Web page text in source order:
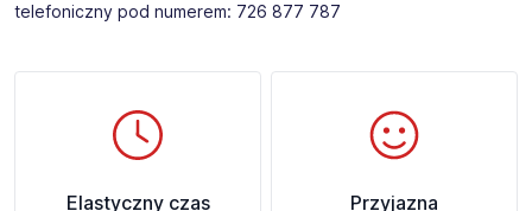
telefoniczny pod numerem: 726 877 787
Elastyczny czas
Przyjazna